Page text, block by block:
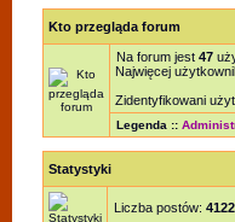
Kto przegląda forum
Na forum jest 47
Najwięcej
Zidentyfikowani
Legenda ::
Statystyki
Liczba postów: